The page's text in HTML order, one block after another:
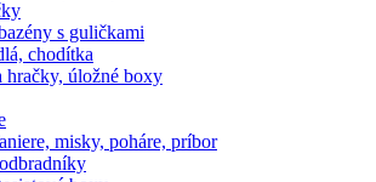
s guličkami
chodítka
hračky, úložné boxy
misky, poháre, príbor